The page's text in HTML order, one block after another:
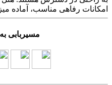
امکانات رفاهی مناسب، آماده
مسیربابی